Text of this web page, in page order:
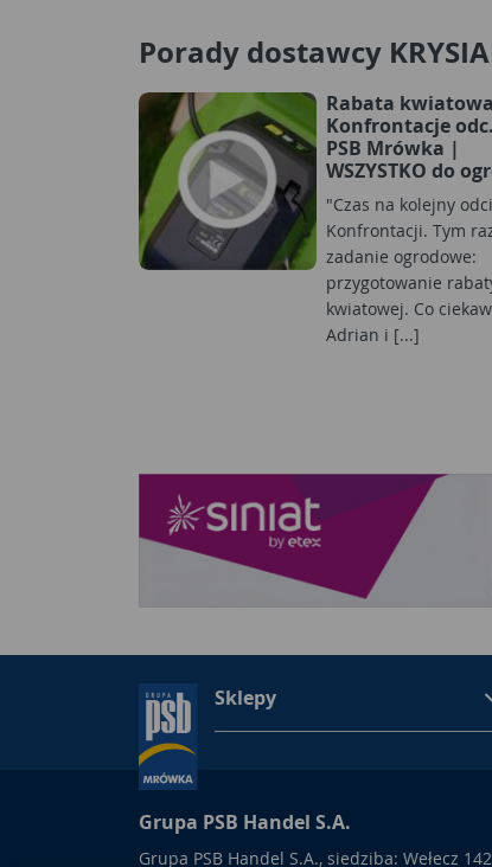
Porady dostawcy
Rabata
Konfrontacje
PSB Mrówka |
WSZYSTKO do
"Czas na kolejny
Konfrontacji. Tym
zadanie ogrodowe:
przygotowanie
kwiatowej. Co
Adrian i [...]
Sklepy
Grupa PSB Handel S.A.
Grupa PSB Handel S.A., siedziba: Wełecz